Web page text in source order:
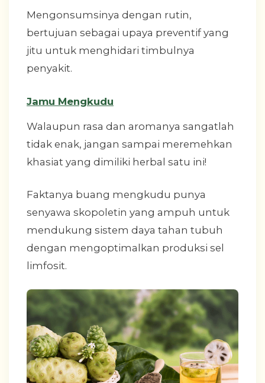
Mengonsumsinya dengan rutin,
bertujuan sebagai upaya preventif yang
jitu untuk menghidari timbulnya
penyakit.
Jamu Mengkudu
Walaupun rasa dan aromanya sangatlah
tidak enak, jangan sampai meremehkan
khasiat yang dimiliki herbal satu ini!
Faktanya buang mengkudu punya
senyawa skopoletin yang ampuh untuk
mendukung sistem daya tahan tubuh
dengan mengoptimalkan produksi sel
limfosit.